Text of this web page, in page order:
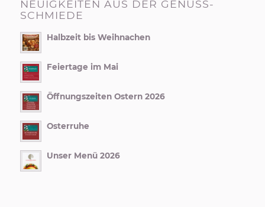
NEUIGKEITEN AUS DER GENUSS-
SCHMIEDE
Halbzeit bis Weihnachen
Feiertage im Mai
Öffnungszeiten Ostern 2026
Osterruhe
Unser Menü 2026